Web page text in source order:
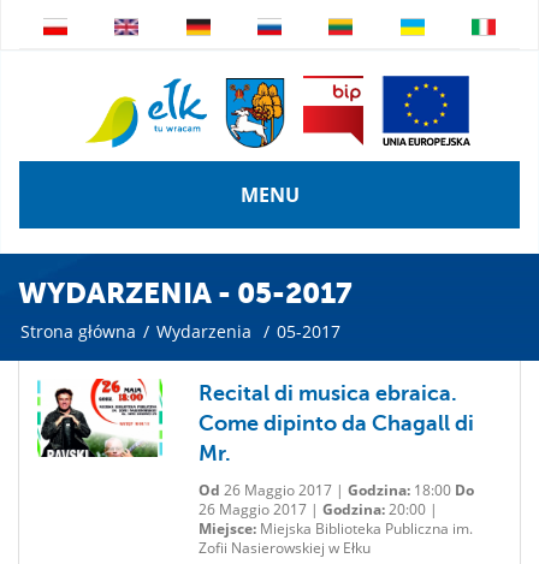
MENU
WYDARZENIA - 05-2017
Strona główna / Wydarzenia / 05-2017
Recital di musica ebraica.
Come dipinto da Chagall di
Mr.
Od 26 Maggio 2017 | Godzina:18:00 Do
26 Maggio 2017 | Godzina:20:00 |
Miejsce:Miejska Biblioteka Publiczna im.
Zofii Nasierowskiej w Ełku